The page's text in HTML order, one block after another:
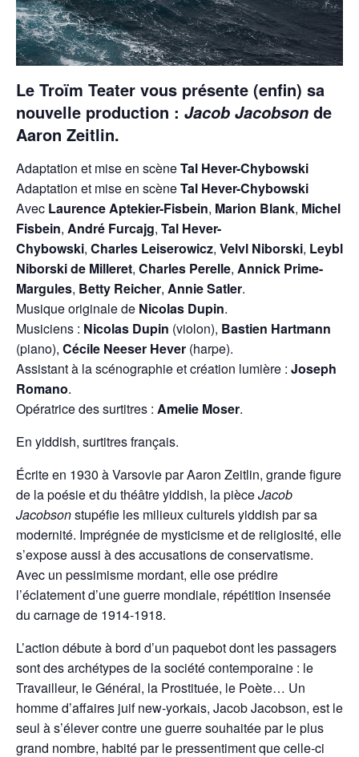
Le Troïm Teater vous présente (enfin) sa
nouvelle production : Jacob Jacobson de
Aaron Zeitlin.
Adaptation et mise en scèneTal Hever-Chybowski
Adaptation et mise en scèneTal Hever-Chybowski
Avec Laurence Aptekier-Fisbein, Marion Blank, Michel
Fisbein, André Furcajg, Tal Hever-
Chybowski, Charles Leiserowicz, Velvl Niborski, Leybl
Niborski de Milleret, Charles Perelle, Annick Prime-
Margules, Betty Reicher, Annie Satler.
Musique originale de Nicolas Dupin.
Musiciens : Nicolas Dupin (violon), Bastien Hartmann
(piano), Cécile Neeser Hever (harpe).
Assistant à la scénographie et création lumière : Joseph
Romano.
Opératrice des surtitres : Amelie Moser.
En yiddish, surtitres français.
Écrite en 1930 à Varsovie par Aaron Zeitlin, grande figure
de la poésie et du théâtre yiddish, la pièceJacob
Jacobsonstupéfie les milieux culturels yiddish par sa
modernité. Imprégnée de mysticisme et de religiosité, elle
s’expose aussi à des accusations de conservatisme.
Avec un pessimisme mordant, elle ose prédire
l’éclatement d’une guerre mondiale, répétition insensée
du carnage de 1914-1918.
L’action débute à bord d’un paquebot dont les passagers
sont des archétypes de la société contemporaine : le
Travailleur, le Général, la Prostituée, le Poète… Un
homme d’affaires juif new-yorkais, Jacob Jacobson, est le
seul à s’élever contre une guerre souhaitée par le plus
grand nombre, habité par le pressentiment que celle-ci